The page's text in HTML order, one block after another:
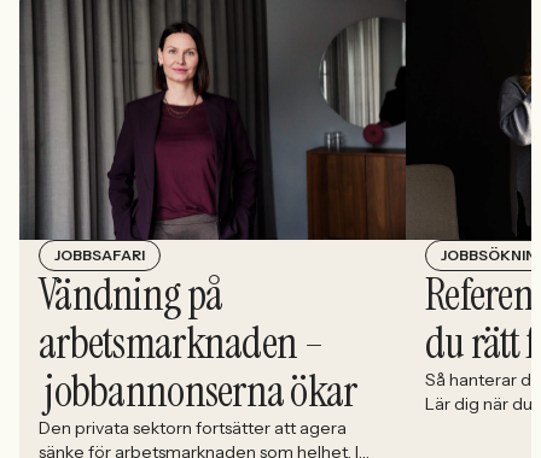
JOBBSAFARI
Vändning på
arbetsmarknaden –
jobbannonserna ökar
Den privata sektorn fortsätter att agera
sänke för arbetsmarknaden som helhet. I
du rätt
Så hanterar
Lär dig när du